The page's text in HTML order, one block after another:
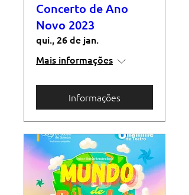
Concerto de Ano
Novo 2023
qui., 26 de jan.
Mais informações
Informações